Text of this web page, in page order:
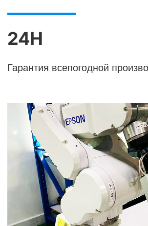
24H
Гарантия всепогодной